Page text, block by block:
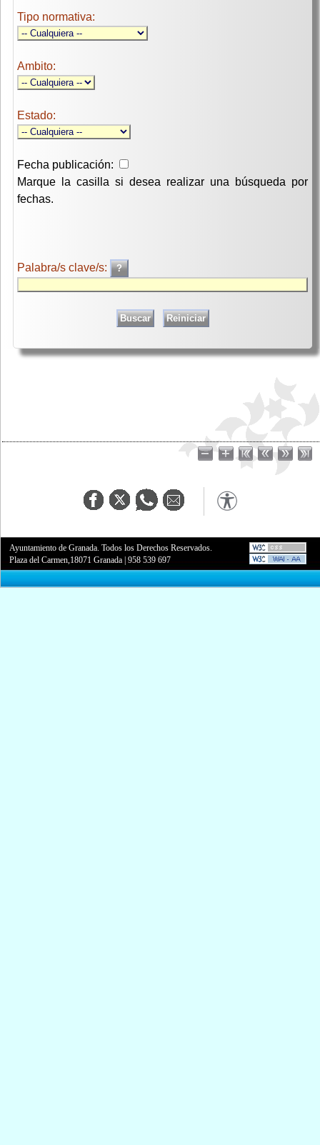
Tipo normativa:
Ambito:
Estado:
Fecha publicación:
Marque la casilla si desea realizar una búsqueda por
fechas.
Palabra/s clave/s:
Ayuntamiento de Granada. Todos los Derechos Reservados.
Plaza del Carmen,18071 Granada |958 539 697